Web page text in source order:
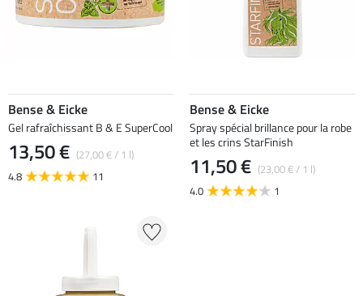
Bense & Eicke
Gel rafraîchissant B & E SuperCool
13,50 € (27,00 € / 1 l)
4.8
11
Bense & Eicke
Spray spécial brillance pour la robe
et les crins StarFinish
11,50 € (23,00 € / 1 l)
4.0
1